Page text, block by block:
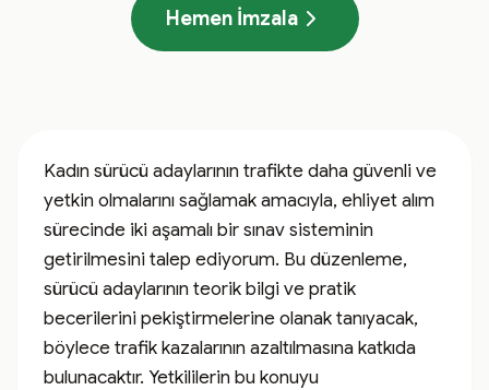
Hemen İmzala
Kadın sürücü adaylarının trafikte daha güvenli ve
yetkin olmalarını sağlamak amacıyla, ehliyet alım
sürecinde iki aşamalı bir sınav sisteminin
getirilmesini talep ediyorum. Bu düzenleme,
sürücü adaylarının teorik bilgi ve pratik
becerilerini pekiştirmelerine olanak tanıyacak,
böylece trafik kazalarının azaltılmasına katkıda
bulunacaktır. Yetkililerin bu konuyu